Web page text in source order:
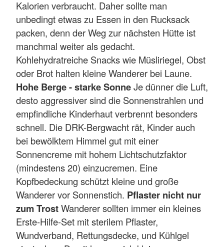
Kalorien verbraucht. Daher sollte man
unbedingt etwas zu Essen in den Rucksack
packen, denn der Weg zur nächsten Hütte ist
manchmal weiter als gedacht.
Kohlehydratreiche Snacks wie Müsliriegel, Obst
oder Brot halten kleine Wanderer bei Laune.
Hohe Berge - starke SonneJe dünner die Luft,
desto aggressiver sind die Sonnenstrahlen und
empfindliche Kinderhaut verbrennt besonders
schnell. Die DRK-Bergwacht rät, Kinder auch
bei bewölktem Himmel gut mit einer
Sonnencreme mit hohem Lichtschutzfaktor
(mindestens 20) einzucremen. Eine
Kopfbedeckung schützt kleine und große
Wanderer vor Sonnenstich. Pflaster nicht nur
zum TrostWanderer sollten immer ein kleines
Erste-Hilfe-Set mit sterilem Pflaster,
Wundverband, Rettungsdecke, und Kühlgel